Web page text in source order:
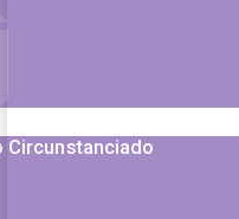
Circunstanciado